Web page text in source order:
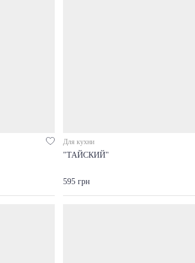
Для кухни
"ТАЙСКИЙ"
595 грн